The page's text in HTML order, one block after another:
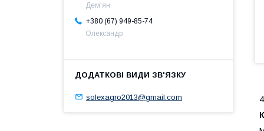
Дем'ян
+380 (67) 949-85-74
Олександр
solexagro2013@gmail.com